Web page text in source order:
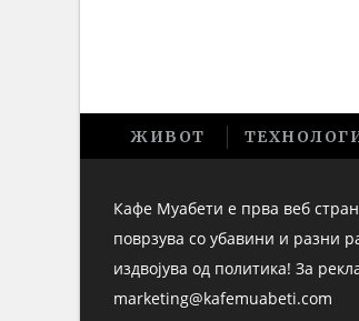
ЖИВОТ
Кафе Муабети е прва веб
поврзува со убавини и разни
издвојува од политика! За
marketing@kafemuabeti.com